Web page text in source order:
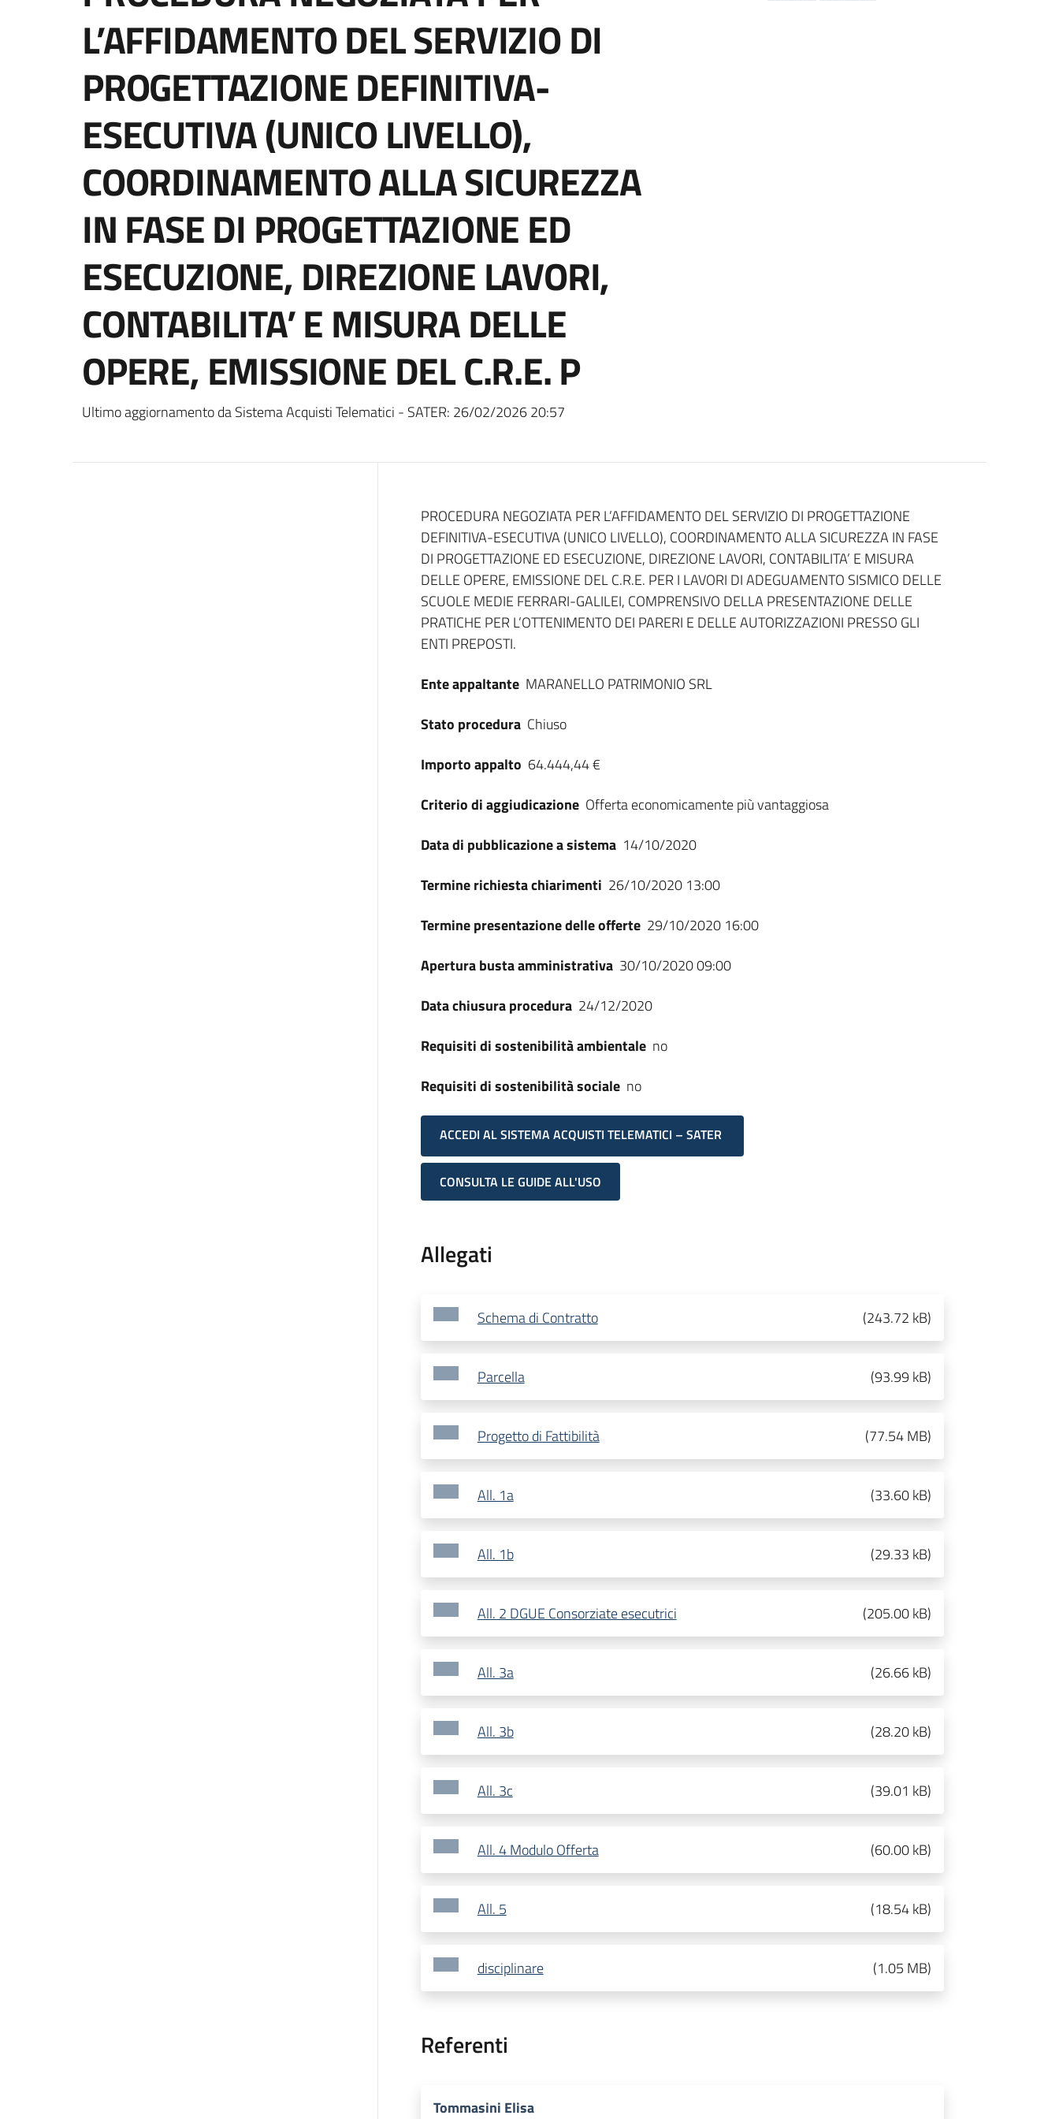
L’AFFIDAMENTO DEL SERVIZIO DI
PROGETTAZIONE DEFINITIVA-
ESECUTIVA (UNICO LIVELLO),
COORDINAMENTO ALLA SICUREZZA
IN FASE DI PROGETTAZIONE ED
ESECUZIONE, DIREZIONE LAVORI,
CONTABILITA’ E MISURA DELLE
OPERE, EMISSIONE DEL C.R.E. P
Ultimo aggiornamento da Sistema Acquisti Telematici - SATER: 26/02/2026 20:57
Dati del bando
PROCEDURA NEGOZIATA PER L’AFFIDAMENTO DEL SERVIZIO DI PROGETTAZIONE
DEFINITIVA-ESECUTIVA (UNICO LIVELLO), COORDINAMENTO ALLA SICUREZZA IN FASE
DI PROGETTAZIONE ED ESECUZIONE, DIREZIONE LAVORI, CONTABILITA’ E MISURA
DELLE OPERE, EMISSIONE DEL C.R.E. PER I LAVORI DI ADEGUAMENTO SISMICO DELLE
SCUOLE MEDIE FERRARI-GALILEI, COMPRENSIVO DELLA PRESENTAZIONE DELLE
PRATICHE PER L’OTTENIMENTO DEI PARERI E DELLE AUTORIZZAZIONI PRESSO GLI
ENTI PREPOSTI.
Ente appaltante MARANELLO PATRIMONIO SRL
Stato procedura Chiuso
Importo appalto 64.444,44 €
Criterio di aggiudicazione Offerta economicamente più vantaggiosa
Data di pubblicazione a sistema 14/10/2020
Termine richiesta chiarimenti 26/10/2020 13:00
Termine presentazione delle offerte 29/10/2020 16:00
Apertura busta amministrativa 30/10/2020 09:00
Data chiusura procedura 24/12/2020
Requisiti di sostenibilità ambientale no
Requisiti di sostenibilità sociale no
ACCEDI AL SISTEMA ACQUISTI TELEMATICI – SATER
CONSULTA LE GUIDE ALL'USO
Allegati
Schema di Contratto (243.72 kB)
Parcella (93.99 kB)
Progetto di Fattibilità (77.54 MB)
All. 1a (33.60 kB)
All. 1b (29.33 kB)
All. 2 DGUE Consorziate esecutrici (205.00 kB)
All. 3a (26.66 kB)
All. 3b (28.20 kB)
All. 3c (39.01 kB)
All. 4 Modulo Offerta (60.00 kB)
All. 5 (18.54 kB)
disciplinare (1.05 MB)
Referenti
Tommasini Elisa